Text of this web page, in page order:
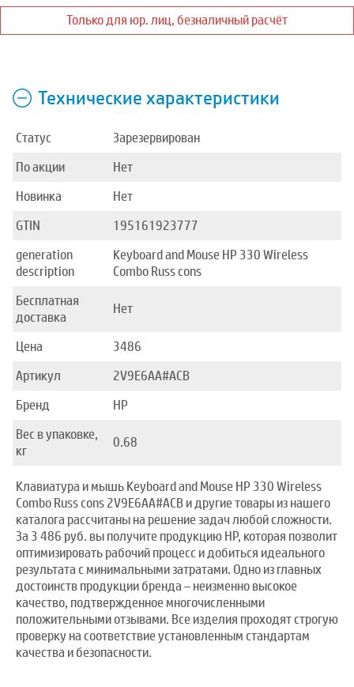
Только для юр. лиц, безналичный расчёт
Технические характеристики
Статус
Зарезервирован
По акции
Нет
Новинка
Нет
GTIN
195161923777
generation
description
Keyboard and Mouse HP 330 Wireless
Combo Russ cons
Бесплатная
доставка
Нет
Цена
3486
Артикул
2V9E6AA#ACB
Бренд
HP
Вес в упаковке,
кг
0.68
Клавиатура и мышь Keyboard and Mouse HP 330 Wireless
Combo Russ cons 2V9E6AA#ACB и другие товары из нашего
каталога рассчитаны на решение задач любой сложности.
За 3 486 руб. вы получите продукцию HP, которая позволит
оптимизировать рабочий процесс и добиться идеального
результата с минимальными затратами. Одно из главных
достоинств продукции бренда – неизменно высокое
качество, подтвержденное многочисленными
положительными отзывами. Все изделия проходят строгую
проверку на соответствие установленным стандартам
качества и безопасности.